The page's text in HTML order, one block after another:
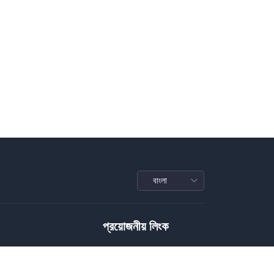
প্রয়োজনীয় লিংক
Privacy Policy